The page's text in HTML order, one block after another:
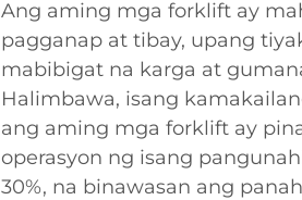
Ang aming mga forklift ay
pagganap at tibay, upang
mabibigat na karga at
Halimbawa, isang
ang aming mga forklift ay
operasyon ng isang
30%, na binawasan ang